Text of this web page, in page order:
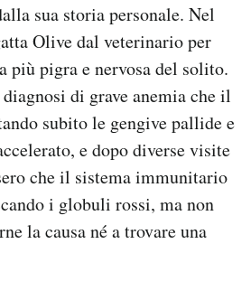
sua storia personale. Nel
Olive dal veterinario per
più pigra e nervosa del solito.
di grave anemia che il
subito le gengive pallide e
e dopo diverse visite
che il sistema immunitario
i globuli rossi, ma non
la causa né a trovare una